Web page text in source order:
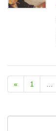
« 1